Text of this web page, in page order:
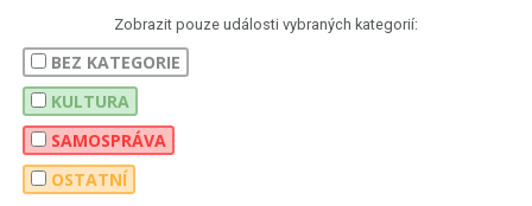
Zobrazit pouze události vybraných kategorií:
BEZ KATEGORIE
KULTURA
SAMOSPRÁVA
OSTATNÍ